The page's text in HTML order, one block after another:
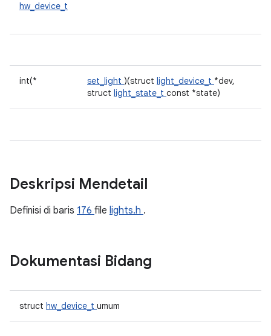
hw_device_t
int(* set_light )(struct light_device_t *dev,
struct light_state_t const *state)
Deskripsi Mendetail
Definisi di baris 176 file lights.h .
Dokumentasi Bidang
struct hw_device_t umum